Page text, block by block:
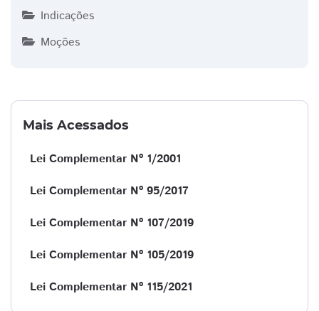
Indicações
Moções
Mais Acessados
Lei Complementar Nº 1/2001
Lei Complementar Nº 95/2017
Lei Complementar Nº 107/2019
Lei Complementar Nº 105/2019
Lei Complementar Nº 115/2021